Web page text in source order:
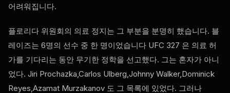
어려워집니다.
플로리다 위원회의 의료 정지는 그 부분을 분명히 했습니다. 블
레이즈는 6명의 선수 중 한 명이었습니다 UFC 327 은 의료 허
가를 기다리는 동안 무기한 정학을 선고했다. 그는 혼자가 아니
었다. Jiri Prochazka,Carlos Ulberg,Johnny Walker,Dominick
Reyes,Azamat Murzakanov 도 그 목록에 있었다. 그러나